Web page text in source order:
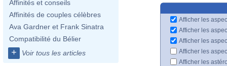
Affinités et conseils
Affinités de couples célèbres
Ava Gardner et Frank Sinatra
Compatibilité du Bélier
+ Voir tous les articles
Afficher les
Afficher les
Afficher les
Afficher les
Afficher les